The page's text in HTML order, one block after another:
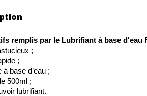
remplis par le Lubrifiant à base d'eau
;
;
à base d’eau ;
500ml ;
lubrifiant.